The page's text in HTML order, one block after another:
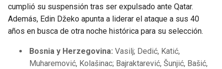
cumplió su suspensión tras ser expulsado ante Qatar.
Además, Edin Džeko apunta a liderar el ataque a sus 40
años en busca de otra noche histórica para su selección.
Bosnia y Herzegovina: Vasilj; Dedić, Katić,
Muharemović, Kolašinac; Bajraktarević, Šunjić, Bašić,